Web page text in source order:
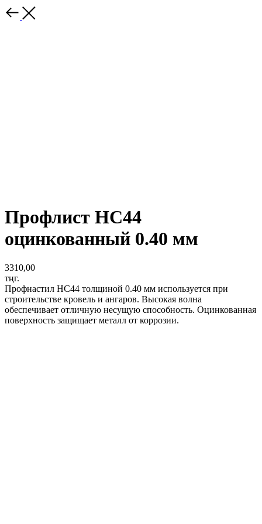
Профлист НС44
оцинкованный 0.40 мм
3310,00
тңг.
Профнастил НС44 толщиной 0.40 мм используется при
строительстве кровель и ангаров. Высокая волна
обеспечивает отличную несущую способность. Оцинкованная
поверхность защищает металл от коррозии.